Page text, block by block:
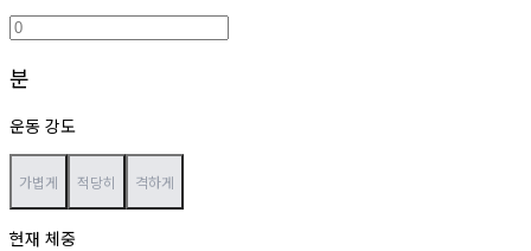
분
운동 강도
가볍게 적당히 격하게
현재 체중